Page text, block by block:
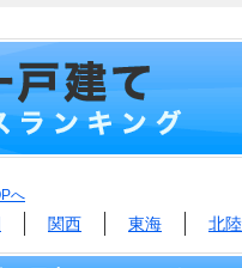
へ
関西 東海 北